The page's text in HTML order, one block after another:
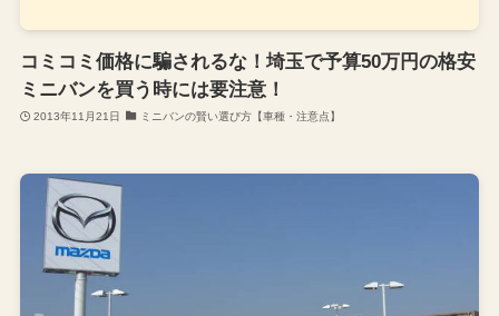
コミコミ価格に騙されるな！埼玉で予算50万円の格安
ミニバンを買う時には要注意！
2013年11月21日 ミニバンの賢い選び方【車種・注意点】